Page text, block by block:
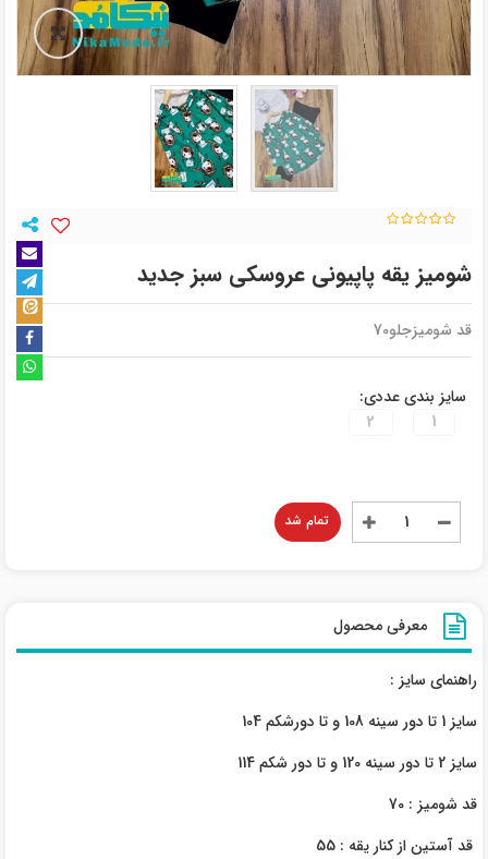
شومیز یقه پاپیونی عروسکی سبز جدید
قد شومیزجلو70
سایز بندی عددی:
1
2
تمام شد
معرفی محصول
راهنمای سایز :
سایز 1 تا دور سینه 108 و تا دورشکم 104
سایز 2 تا دور سینه 120 و تا دور شکم 114
قد شومیز : 70
قد آستین از کنار یقه : 55